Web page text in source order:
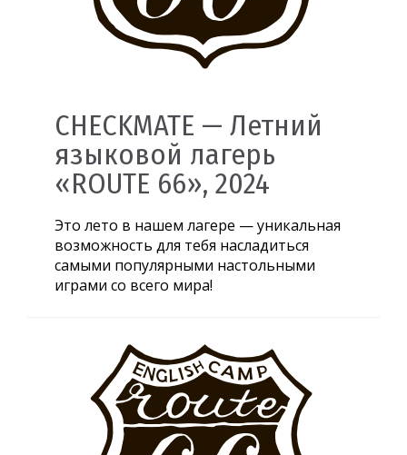
CHECKMATE — Летний
языковой лагерь
«ROUTE 66», 2024
Это лето в нашем лагере — уникальная
возможность для тебя насладиться
самыми популярными настольными
играми со всего мира!